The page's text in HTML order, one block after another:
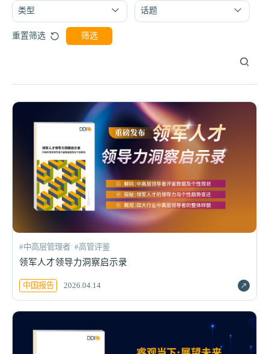
类型 话题
重置筛选 筛选
#中高层管理者 #高管评鉴
领军人才领导力洞察启示录
中国报告 2026.04.14